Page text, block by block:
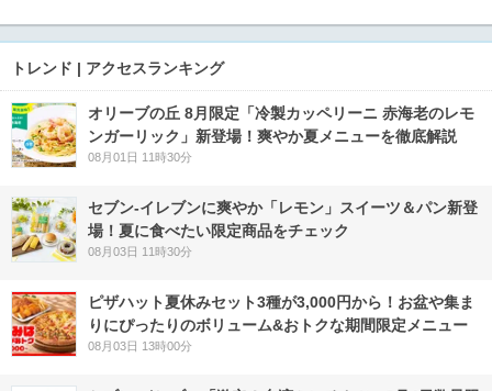
トレンド | アクセスランキング
オリーブの丘 8月限定「冷製カッペリーニ 赤海老のレモ
ンガーリック」新登場！爽やか夏メニューを徹底解説
08月01日 11時30分
セブン‐イレブンに爽やか「レモン」スイーツ＆パン新登
場！夏に食べたい限定商品をチェック
08月03日 11時30分
ピザハット夏休みセット3種が3,000円から！お盆や集ま
りにぴったりのボリューム&おトクな期間限定メニュー
08月03日 13時00分